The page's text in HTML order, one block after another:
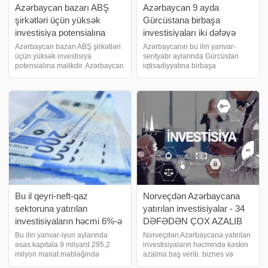
Azərbaycan bazarı ABŞ
şirkətləri üçün yüksək
investisiya potensialına
malikdir
Azərbaycan bazarı ABŞ şirkətləri
üçün yüksək investisiya
potensialına malikdir. Azərbaycan
maliyyə xəbərləri portalı xəbər
verir ki, bunu ABŞ Ticarət
Palatasını
Azərbaycan 9 ayda
Gürcüstana birbaşa
investisiyaları iki dəfəyə
yaxın artırıb
Azərbaycanın bu ilin yanvar-
sentyabr aylarında Gürcüstan
iqtisadiyyatına birbaşa
Azərbaycan neftinin Ermənistana
ilk tranzitindən rüsum
tutmayacaq. bu
barədə Gürcüstanı
Bu il qeyri-neft-qaz
sektoruna yatırılan
investisiyaların həcmi 6%-ə
yaxın artıb
Bu ilin yanvar-iyun aylarında
əsas kapitala 9 milyard 295,2
milyon manat məbləğində
Norveçdən Azərbaycana
yatırılan investisiyalar - 34
DƏFƏDƏN ÇOX AZALIB
Norveçdən Azərbaycana yatırılan
investisiyaların həcmində kəskin
azalma baş verib. biznes və